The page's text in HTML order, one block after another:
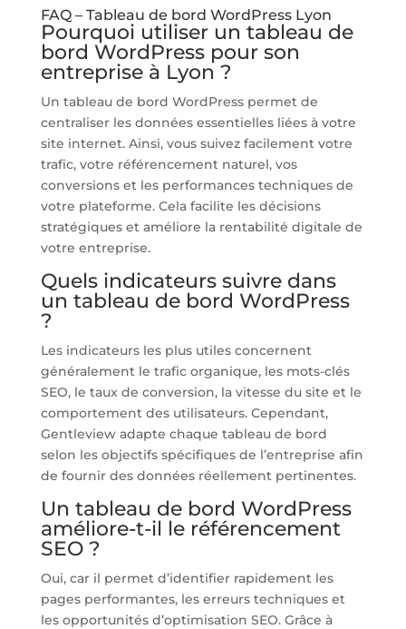
FAQ – Tableau de bord WordPress Lyon
Pourquoi utiliser un tableau de
bord WordPress pour son
entreprise à Lyon ?
Un tableau de bord WordPress permet de
centraliser les données essentielles liées à votre
site internet. Ainsi, vous suivez facilement votre
trafic, votre référencement naturel, vos
conversions et les performances techniques de
votre plateforme. Cela facilite les décisions
stratégiques et améliore la rentabilité digitale de
votre entreprise.
Quels indicateurs suivre dans
un tableau de bord WordPress
?
Les indicateurs les plus utiles concernent
généralement le trafic organique, les mots-clés
SEO, le taux de conversion, la vitesse du site et le
comportement des utilisateurs. Cependant,
Gentleview adapte chaque tableau de bord
selon les objectifs spécifiques de l’entreprise afin
de fournir des données réellement pertinentes.
Un tableau de bord WordPress
améliore-t-il le référencement
SEO ?
Oui, car il permet d’identifier rapidement les
pages performantes, les erreurs techniques et
les opportunités d’optimisation SEO. Grâce à